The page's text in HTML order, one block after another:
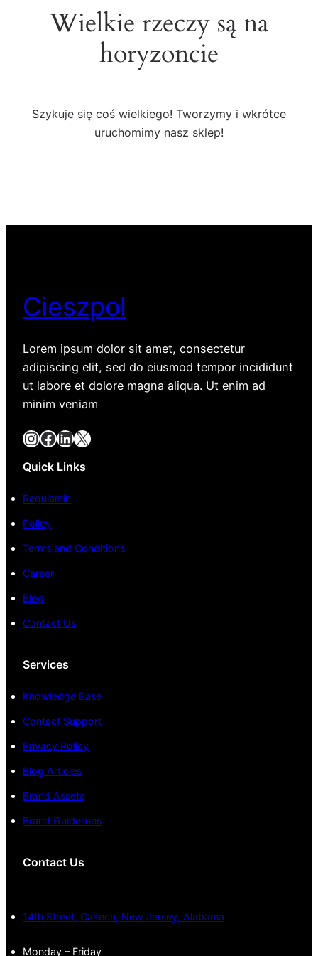
Wielkie rzeczy są na
horyzoncie
Szykuje się coś wielkiego! Tworzymy i wkrótce
uruchomimy nasz sklep!
Cieszpol
Lorem ipsum dolor sit amet, consectetur
adipiscing elit, sed do eiusmod tempor incididunt
ut labore et dolore magna aliqua. Ut enim ad
minim veniam
InstagramFacebook LinkedIn X
Quick Links
Regulamin
Policy
Terms and Conditions
Career
Blog
Contact Us
Services
Knowledge Base
Contact Support
Privacy Policy
Blog Articles
Brand Assets
Brand Guidelines
Contact Us
14th Street, Caltech, New Jersey, Alabama
Monday – Friday